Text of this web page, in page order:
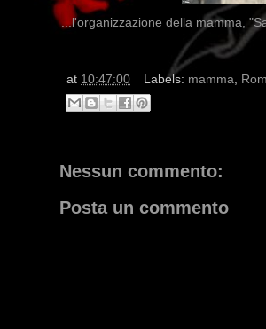
...l'organizzazione della mamma,
at 10:47:00 Labels: mamma,
Nessun commento:
Posta un commento